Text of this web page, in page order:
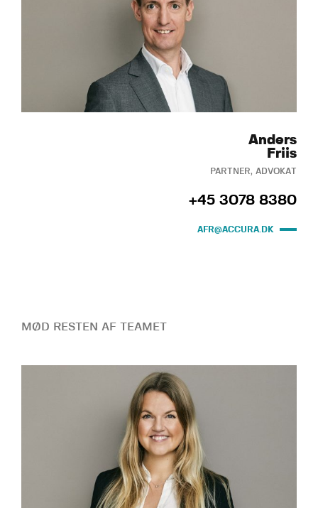
Anders
Friis
PARTNER, ADVOKAT
+45 3078 8380
AFR@ACCURA.DK
MØD RESTEN AF TEAMET